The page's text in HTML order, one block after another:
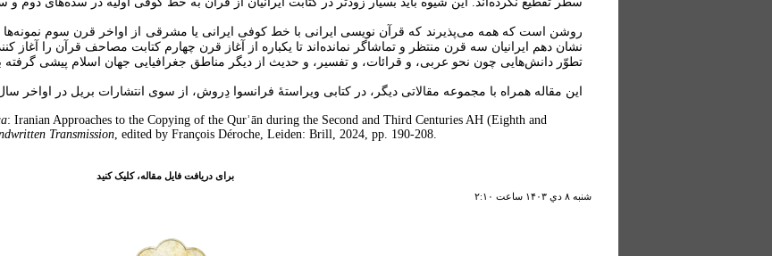
روشن است که همه می‌پذیرند که قرآن نویسی ایرانی با خط کوفی ایرانی یا مشرقی از اواخر قرن سوم نمونه‌ها
نشان دهم ایرانیان سه قرن منتظر و تماشاگر نمانده‌اند تا یکباره از آغاز قرن چهارم کتابت مصاحف قرآن را آغاز
تطوّر دانش‌هایی چون نحو عربی، و قرائات، و تفسیر، و حدیث از دیگر مناطق جغرافیایی جهان اسلام پیشی گرفته
این مقاله همراه با مجموعه مقالاتی دیگر، در کتابی ویراستۀ فرانسوا دِروش، از سوی انتشارات بریل در اواخر سال 2024 انتشار یافته
: Iranian Approaches to the Copying of the Qurʾān during the Second and Third Centuries AH (Eighth and
Transmission, edited by François Déroche, Leiden: Brill, 2024, pp. 190-208.
برای دریافت فایل مقاله، کلیک کنید
شنبه ۸ دي ۱۴۰۳ ساعت ۲:۱۰